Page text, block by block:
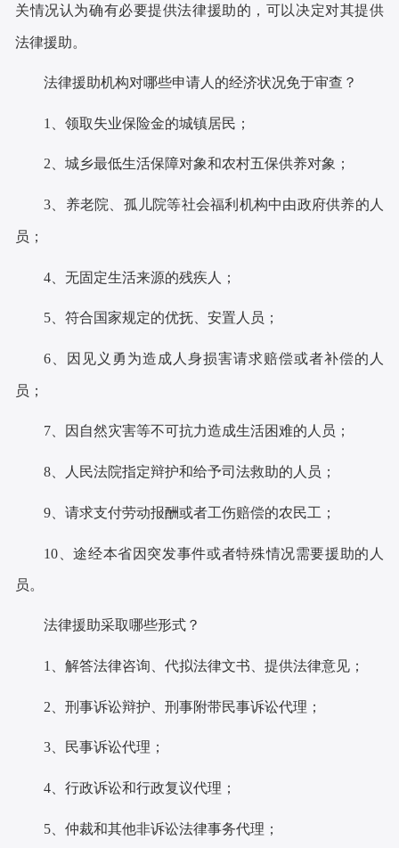
关情况认为确有必要提供法律援助的，可以决定对其提供
法律援助。
法律援助机构对哪些申请人的经济状况免于审查？
1 、领取失业保险金的城镇居民 ；
2 、城乡最低生活保障对象和农村五保供养对象 ；
3 、养老院、孤儿院等社会福利机构中由政府供养的人
员 ；
4 、无固定生活来源的残疾人 ；
5 、符合国家规定的优抚、安置人员 ；
6 、因见义勇为造成人身损害请求赔偿或者补偿的人
员 ；
7、因自然灾害等不可抗力造成生活困难的人员 ；
8 、人民法院指定辩护和给予司法救助的人员 ；
9 、请求支付劳动报酬或者工伤赔偿的农民工 ；
10 、途经本省因突发事件或者特殊情况需要援助的人
员。
法律援助采取哪些形式？
1 、解答法律咨询、代拟法律文书、提供法律意见 ；
2 、刑事诉讼辩护、刑事附带民事诉讼代理 ；
3、民事诉讼代理 ；
4 、行政诉讼和行政复议代理 ；
5 、仲裁和其他非诉讼法律事务代理 ；